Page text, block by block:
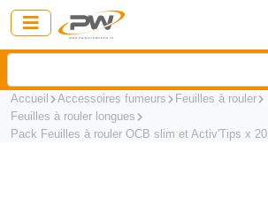
Accueil Accessoires fumeurs
Feuilles à rouler
Feuilles à rouler longues
Pack Feuilles à rouler OCB slim et Activ'Tips x 20